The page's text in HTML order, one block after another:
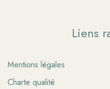
Liens
Mentions légales
Charte qualité